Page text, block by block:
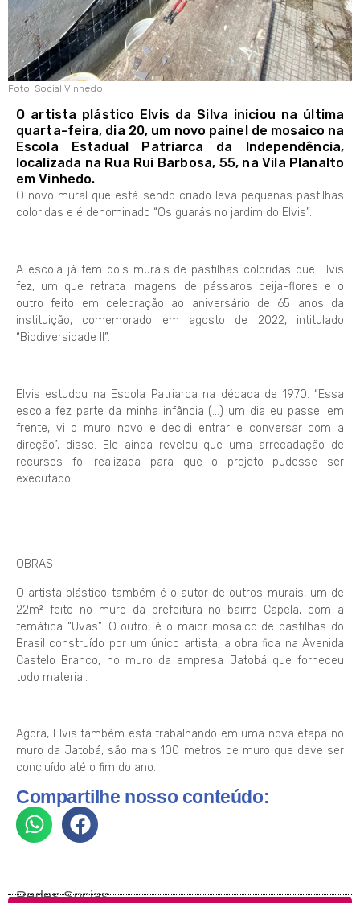
Foto: Social Vinhedo
O artista plástico Elvis da Silva iniciou na última
quarta-feira, dia 20, um novo painel de mosaico na
Escola Estadual Patriarca da Independência,
localizada na Rua Rui Barbosa, 55, na Vila Planalto
em Vinhedo.
O novo mural que está sendo criado leva pequenas pastilhas
coloridas e é denominado “Os guarás no jardim do Elvis”.
A escola já tem dois murais de pastilhas coloridas que Elvis
fez, um que retrata imagens de pássaros beija-flores e o
outro feito em celebração ao aniversário de 65 anos da
instituição, comemorado em agosto de 2022, intitulado
“Biodiversidade II”.
Elvis estudou na Escola Patriarca na década de 1970. “Essa
escola fez parte da minha infância (…) um dia eu passei em
frente, vi o muro novo e decidi entrar e conversar com a
direção”, disse. Ele ainda revelou que uma arrecadação de
recursos foi realizada para que o projeto pudesse ser
executado.
OBRAS
O artista plástico também é o autor de outros murais, um de
22m² feito no muro da prefeitura no bairro Capela, com a
temática “Uvas”. O outro, é o maior mosaico de pastilhas do
Brasil construído por um único artista, a obra fica na Avenida
Castelo Branco, no muro da empresa Jatobá que forneceu
todo material.
Agora, Elvis também está trabalhando em uma nova etapa no
muro da Jatobá, são mais 100 metros de muro que deve ser
concluído até o fim do ano.
Compartilhe nosso conteúdo:
Redes Socias